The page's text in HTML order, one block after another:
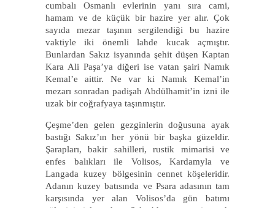
cumbalı Osmanlı evlerinin yanı sıra cami,
hamam ve de küçük bir hazire yer alır. Çok
sayıda mezar taşının sergilendiği bu hazire
vaktiyle iki önemli lahde kucak açmıştır.
Bunlardan Sakız isyanında şehit düşen Kaptan
Kara Ali Paşa’ya diğeri ise vatan şairi Namık
Kemal’e aittir. Ne var ki Namık Kemal’in
mezarı sonradan padişah Abdülhamit’in izni ile
uzak bir coğrafyaya taşınmıştır.
Çeşme’den gelen gezginlerin doğusuna ayak
bastığı Sakız’ın her yönü bir başka güzeldir.
Şarapları, bakir sahilleri, rustik mimarisi ve
enfes balıkları ile Volisos, Kardamyla ve
Langada kuzey bölgesinin cennet köşeleridir.
Adanın kuzey batısında ve Psara adasının tam
karşısında yer alan Volisos’da gün batımı